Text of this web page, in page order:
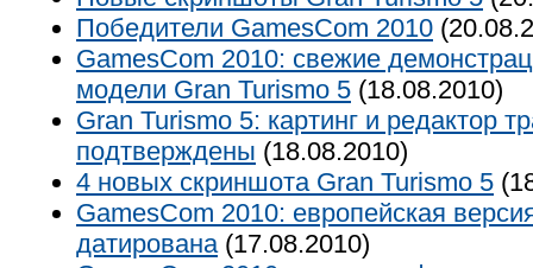
Победители GamesCom 2010
GamesCom 2010: свежие
модели Gran Turismo 5 (18.08.2010)
Gran Turismo 5: картинг и редактор
подтверждены (18.08.2010)
4 новых скриншота Gran Turismo 5
GamesCom 2010: европейская
датирована(17.08.2010)